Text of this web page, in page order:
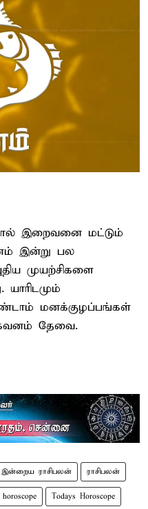
இறைவனை மட்டும்
இன்று பல
முயற்சிகளை
மனக்குழப்பங்கள்
கவனம் தேவை.
இன்றைய ராசிபலன் ராசிபலன்
Todays Horoscope